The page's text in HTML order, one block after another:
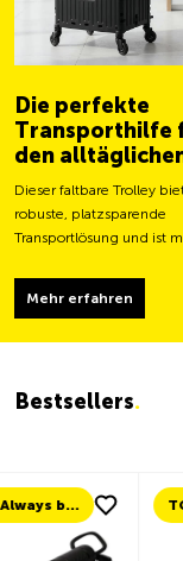
Die perfekte
Transporthilfe
den
Gebrauch
Dieser faltbare Trolley
robuste, platzsparende
Transportlösung und ist
Tragfähigkeit ausgestattet.
Mehr erfahren
Bestsellers.
TCS Always by my side